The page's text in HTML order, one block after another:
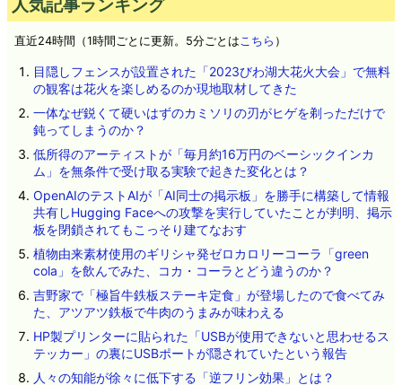
人気記事ランキング
直近24時間（1時間ごとに更新。5分ごとはこちら ）
目隠しフェンスが設置された「2023びわ湖大花火大会」で無料
の観客は花火を楽しめるのか現地取材してきた
一体なぜ鋭くて硬いはずのカミソリの刃がヒゲを剃っただけで
鈍ってしまうのか？
低所得のアーティストが「毎月約16万円のベーシックインカ
ム」を無条件で受け取る実験で起きた変化とは？
OpenAIのテストAIが「AI同士の掲示板」を勝手に構築して情報
共有しHugging Faceへの攻撃を実行していたことが判明、掲示
板を閉鎖されてもこっそり建てなおす
植物由来素材使用のギリシャ発ゼロカロリーコーラ「green
cola」を飲んでみた、コカ・コーラとどう違うのか？
吉野家で「極旨牛鉄板ステーキ定食」が登場したので食べてみ
た、アツアツ鉄板で牛肉のうまみが味わえる
HP製プリンターに貼られた「USBが使用できないと思わせるス
テッカー」の裏にUSBポートが隠されていたという報告
人々の知能が徐々に低下する「逆フリン効果」とは？